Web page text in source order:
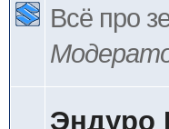
Всё про
Эндуро